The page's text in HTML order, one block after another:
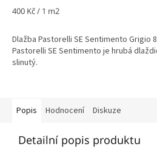
Měrná
400 Kč / 1 m2
Dlažba Pastorelli SE Sentimento Grigio
Pastorelli SE Sentimento je hrubá
slinutý.
Popis Hodnocení Diskuze
Detailní popis produktu